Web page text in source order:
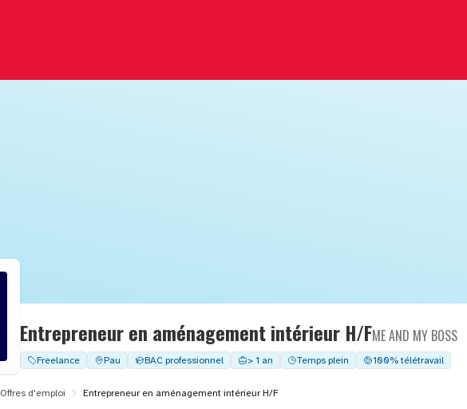
Entrepreneur en aménagement intérieur H/FME AND MY BOSS
Freelance Pau BAC professionnel > 1 an Temps plein 100% télétravail
Offres d'emploi Entrepreneur en aménagement intérieur H/F